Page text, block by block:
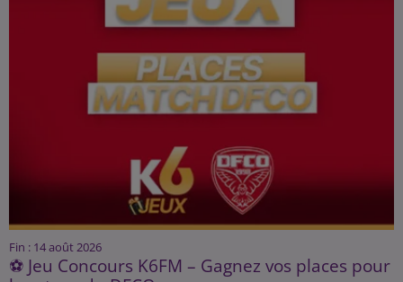
Fin : 14 août 2026
⚽ Jeu Concours K6FM – Gagnez vos places pour